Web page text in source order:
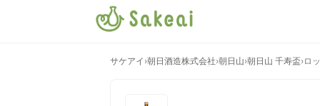
サケアイ ›朝日酒造株式会社›朝日山›朝日山 千寿盃›ロ